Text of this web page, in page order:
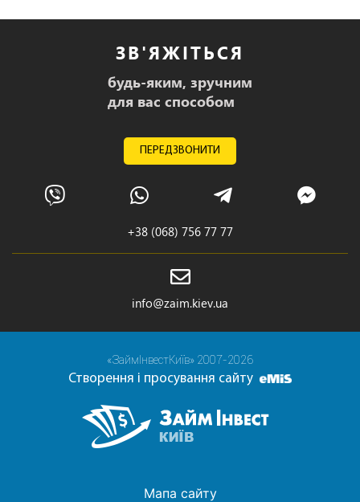
ЗВ'ЯЖІТЬСЯ
будь-яким, зручним
для вас способом
ПЕРЕДЗВОНИТИ
+38 (068) 756 77 77
info@zaim.kiev.ua
«ЗаймІнвестКиїв» 2007-2026
Створення і просування сайту
Мапа сайту